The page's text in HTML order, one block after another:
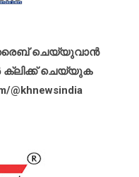
ചെയ്യുവാൻ
ക്ലിക്ക് ചെയ്യുക
@khnewsindia